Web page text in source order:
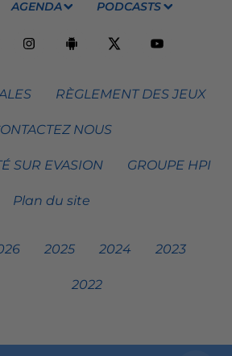
AGENDA PODCASTS
RÈGLEMENT DES JEUX
NOUS
SUR EVASION GROUPE HPI
Plan du site
2025 2024 2023
2022